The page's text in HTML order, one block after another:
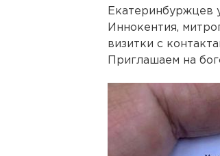
Екатеринбуржцев
Иннокентия,
визитки с
Приглашаем на